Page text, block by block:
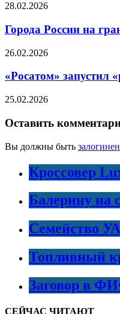
28.02.2026
Города России на
26.02.2026
«Росатом» запустил
25.02.2026
Оставить
Вы должны быть
Кроссовер
Балерину на
Семейство
Топливный
Заговор в
СЕЙЧАС ЧИТАЮТ